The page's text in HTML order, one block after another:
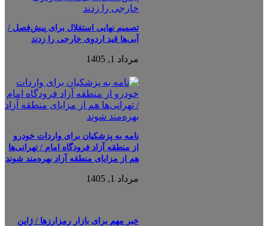
تصمیم نهایی استقلال برای پیش‌فصل /
آبی‌ها قید اردوی خارجی را زدند
مرداد 1, 1405
نامه به پزشکیان برای واردات خودرو
از منطقه آزاد فرودگاه امام / تهرانی‌ها
هم از مزایای منطقه آزاد بهره‌مند شوند
مرداد 1, 1405
خبر مهم برای بازار رمزارزها / ژاپن